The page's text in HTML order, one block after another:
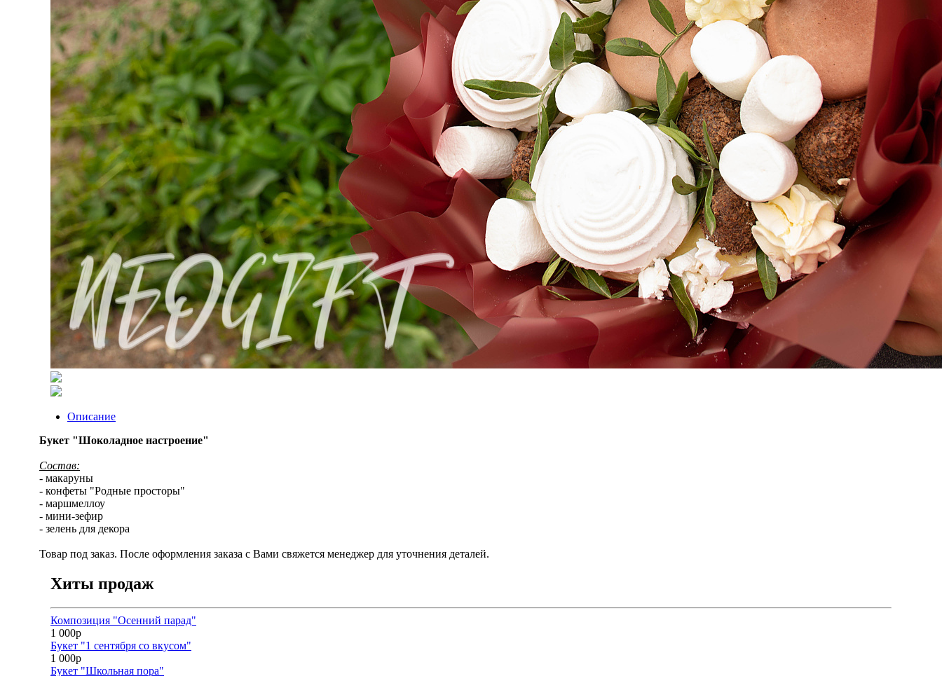
Описание
Букет "Шоколадное настроение"
Состав:
- макаруны
- конфеты "Родные просторы"
- маршмеллоу
- мини-зефир
- зелень для декора
Товар под заказ. После оформления заказа с Вами свяжется менеджер для уточнения деталей.
Хиты продаж
Композиция "Осенний парад"
1 000р
Букет "1 сентября со вкусом"
1 000р
Букет "Школьная пора"